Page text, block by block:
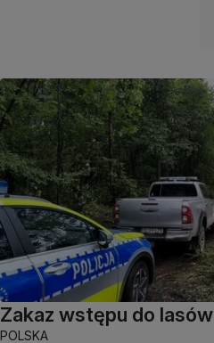
Zakaz wstępu do
POLSKA